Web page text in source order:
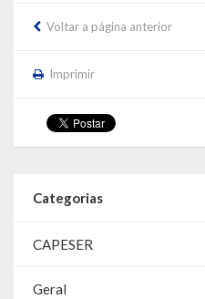
Voltar a página anterior
Imprimir
Categorias
CAPESER
Geral